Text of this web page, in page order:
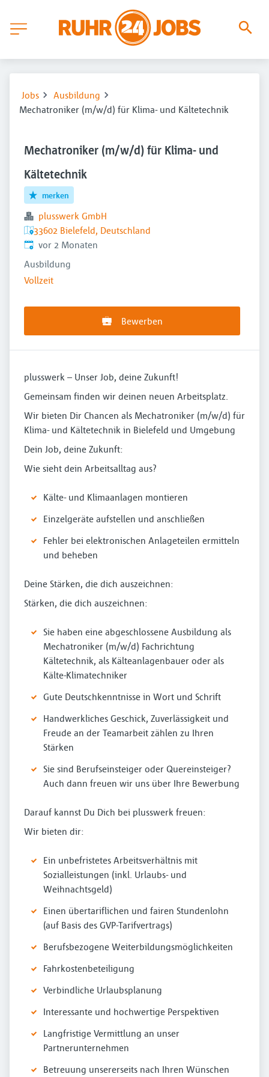
Jobs
Ausbildung
Mechatroniker (m/w/d) für Klima- und Kältetechnik
Mechatroniker (m/w/d) für Klima- und
Kältetechnik
merken
plusswerk GmbH
33602 Bielefeld, Deutschland
Veröffentlicht:
vor 2 Monaten
Ausbildung
Vollzeit
Bewerben
plusswerk – Unser Job, deine Zukunft!
Gemeinsam finden wir deinen neuen Arbeitsplatz.
Wir bieten Dir Chancen als Mechatroniker (m/w/d) für
Klima- und Kältetechnik in Bielefeld und Umgebung
Dein Job, deine Zukunft:
Wie sieht dein Arbeitsalltag aus?
Kälte- und Klimaanlagen montieren
Einzelgeräte aufstellen und anschließen
Fehler bei elektronischen Anlageteilen ermitteln
und beheben
Deine Stärken, die dich auszeichnen:
Stärken, die dich auszeichnen:
Sie haben eine abgeschlossene Ausbildung als
Mechatroniker (m/w/d) Fachrichtung
Kältetechnik, als Kälteanlagenbauer oder als
Kälte-Klimatechniker
Gute Deutschkenntnisse in Wort und Schrift
Handwerkliches Geschick, Zuverlässigkeit und
Freude an der Teamarbeit zählen zu Ihren
Stärken
Sie sind Berufseinsteiger oder Quereinsteiger?
Auch dann freuen wir uns über Ihre Bewerbung
Darauf kannst Du Dich bei plusswerk freuen:
Wir bieten dir:
Ein unbefristetes Arbeitsverhältnis mit
Sozialleistungen (inkl. Urlaubs- und
Weihnachtsgeld)
Einen übertariflichen und fairen Stundenlohn
(auf Basis des GVP-Tarifvertrags)
Berufsbezogene Weiterbildungsmöglichkeiten
Fahrkostenbeteiligung
Verbindliche Urlaubsplanung
Interessante und hochwertige Perspektiven
Langfristige Vermittlung an unser
Partnerunternehmen
Betreuung unsererseits nach Ihren Wünschen